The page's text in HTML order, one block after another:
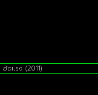
อแรง (2011)